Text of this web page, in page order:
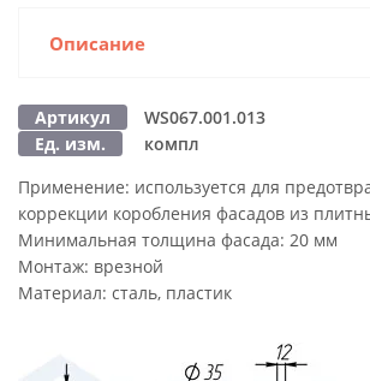
Описание
Артикул
WS067.001.013
Ед. изм.
компл
Применение: используется для
коррекции коробления фасадов из
Минимальная толщина фасада: 20 мм
Монтаж: врезной
Материал: сталь, пластик